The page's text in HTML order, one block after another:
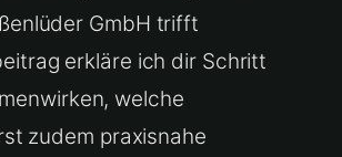
GmbH trifft
erkläre ich dir Schritt
welche
zudem praxisnahe